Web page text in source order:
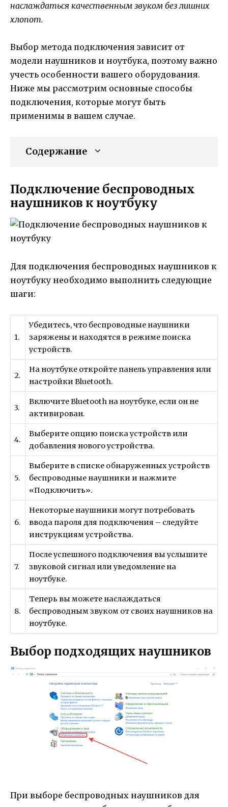
наслаждаться качественным звуком без лишних
хлопот.
Выбор метода подключения зависит от
модели наушников и ноутбука, поэтому важно
учесть особенности вашего оборудования.
Ниже мы рассмотрим основные способы
подключения, которые могут быть
применимы в вашем случае.
Содержание
Подключение беспроводных
наушников к ноутбуку
Для подключения беспроводных наушников к
ноутбуку необходимо выполнить следующие
шаги:
1.
Убедитесь, что беспроводные наушники
заряжены и находятся в режиме поиска
устройств.
2.
На ноутбуке откройте панель управления или
настройки Bluetooth.
3.
Включите Bluetooth на ноутбуке, если он не
активирован.
4.
Выберите опцию поиска устройств или
добавления нового устройства.
5.
Выберите в списке обнаруженных устройств
беспроводные наушники и нажмите
«Подключить».
6.
Некоторые наушники могут потребовать
ввода пароля для подключения – следуйте
инструкциям устройства.
7.
После успешного подключения вы услышите
звуковой сигнал или уведомление на
ноутбуке.
8.
Теперь вы можете наслаждаться
беспроводным звуком от своих наушников на
ноутбуке.
Выбор подходящих наушников
При выборе беспроводных наушников для